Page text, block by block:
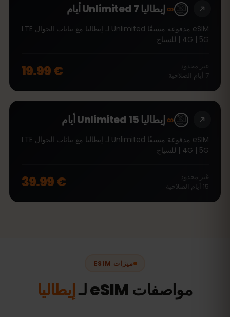
∞إيطاليا Unlimited 7 أيام
eSIM مدفوعة مسبقًا Unlimited لـ إيطاليا مع بيانات الجوال LTE
| 4G | 5G للسياح
غير محدود
7 أيام الصلاحية € 19.99
∞إيطاليا Unlimited 15 أيام
eSIM مدفوعة مسبقًا Unlimited لـ إيطاليا مع بيانات الجوال LTE
| 4G | 5G للسياح
غير محدود
15 أيام الصلاحية € 39.99
ميزات ESIM
مواصفات eSIM لـ إيطاليا